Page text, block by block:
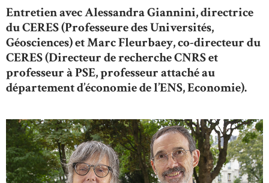
Entretien avec Alessandra Giannini, directrice
du CERES (Professeure des Universités,
Géosciences) et Marc Fleurbaey, co-directeur du
CERES (Directeur de recherche CNRS et
professeur à PSE, professeur attaché au
département d’économie de l’ENS, Economie).